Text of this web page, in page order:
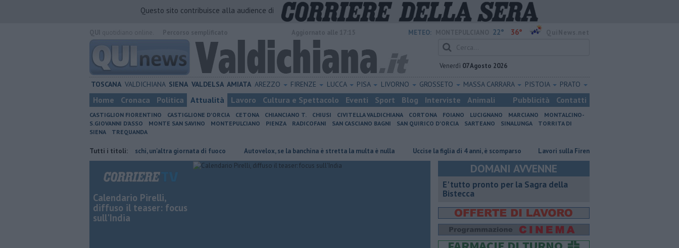
Questo sito contribuisce alla audience di
METEO: 22° 36°
Venerdì 07 Agosto 2026
TOSCANA VALDICHIANA SIENA VALDELSA AMIATA AREZZO FIRENZE LUCCA PISA LIVORNO GROSSETO MASSA CARRARA PISTOIA PRATO
Home Cronaca Politica Attualità Lavoro Cultura e Spettacolo Eventi Sport Blog Interviste Animali Pubblicità Contatti
CASTIGLION FIORENTINO CASTIGLIONE D'ORCIA CETONA CHIANCIANO T. CHIUSI CIVITELLA VALDICHIANA CORTONA FOIANO LUCIGNANO MARCIANO
MONTALCINO-
S.GIOVANNI D'ASSO
MONTE SAN SAVINO MONTEPULCIANO PIENZA RADICOFANI SAN CASCIANO BAGNI SAN QUIRICO D'ORCIA SARTEANO SINALUNGA
TORRITA DI
SIENA
TREQUANDA
Tutti i titoli:
Incendi nei boschi, un'altra giornata di fuoco Autovelox, se la banchina è stretta la multa è nulla Uccise la figlia di 4 anni, è scomparso Lavori sulla Firenze-Roma, i treni cambiano orario
Calendario Pirelli,
diffuso il teaser: focus
sull'India
DOMANI AVVENNE
E' tutto pronto per la Sagra della
Bistecca